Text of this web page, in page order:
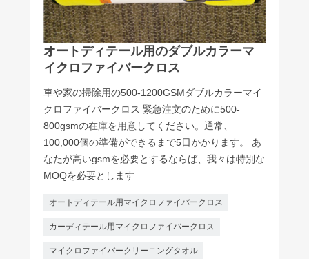
オートディテール用のダブルカラーマ
イクロファイバークロス
車や家の掃除用の500-1200GSMダブルカラーマイ
クロファイバークロス 緊急注文のために500-
800gsmの在庫を用意してください。通常、
100,000個の準備ができるまで5日かかります。 あ
なたが高いgsmを必要とするならば、我々は特別な
MOQを必要とします
オートディテール用マイクロファイバークロス
カーディテール用マイクロファイバークロス
マイクロファイバークリーニングタオル